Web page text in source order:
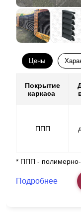
Цены
Покрытие
каркаса
ППП
* ППП -
Подробнее